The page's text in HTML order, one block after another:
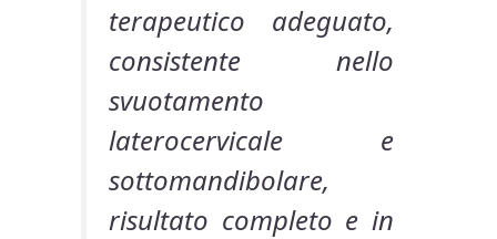
terapeutico adeguato,
consistente nello
svuotamento
laterocervicale e
sottomandibolare,
risultato completo e in